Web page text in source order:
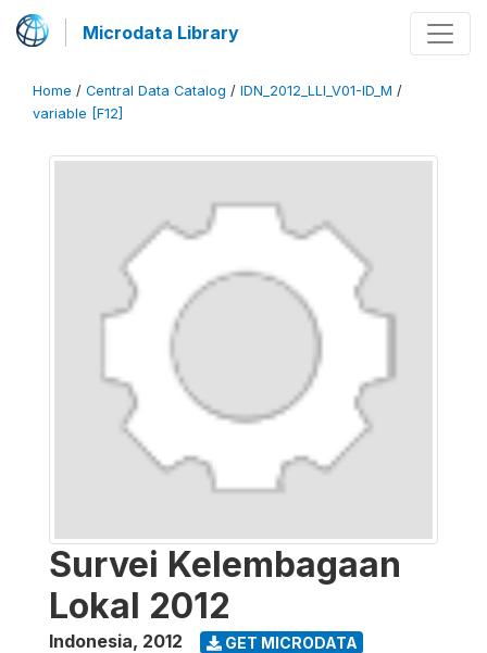
Microdata Library
Home / Central Data Catalog / IDN_2012_LLI_V01-ID_M /
variable [F12]
Survei Kelembagaan
Lokal 2012
Indonesia, 2012 GET MICRODATA